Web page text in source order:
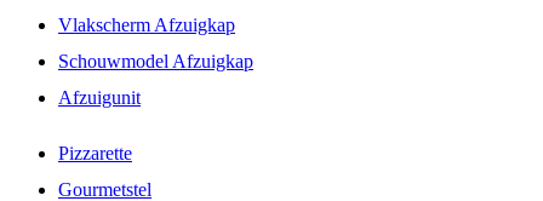
Vlakscherm Afzuigkap
Schouwmodel Afzuigkap
Afzuigunit
Pizzarette
Gourmetstel